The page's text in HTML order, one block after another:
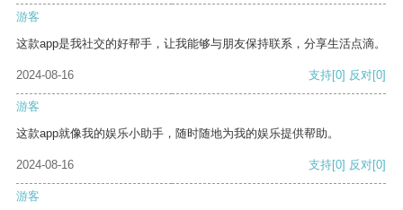
游客
这款app是我社交的好帮手，让我能够与朋友保持联系，分享生活点滴。
2024-08-16 支持[0] 反对[0]
游客
这款app就像我的娱乐小助手，随时随地为我的娱乐提供帮助。
2024-08-16 支持[0] 反对[0]
游客